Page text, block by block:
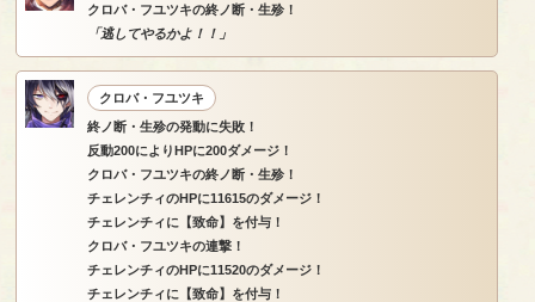
クロバ・フユツキの終ノ断・生殄！
「逃してやるかよ！！」
クロバ・フユツキ
終ノ断・生殄の発動に失敗！
反動200によりHPに200ダメージ！
クロバ・フユツキの終ノ断・生殄！
チェレンチィのHPに11615のダメージ！
チェレンチィに【致命】を付与！
クロバ・フユツキの連撃！
チェレンチィのHPに11520のダメージ！
チェレンチィに【致命】を付与！